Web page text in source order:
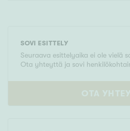
SOVI ESITTELY
Seuraava esittelyaika ei ole vielä
Ota yhteyttä ja sovi
OTA